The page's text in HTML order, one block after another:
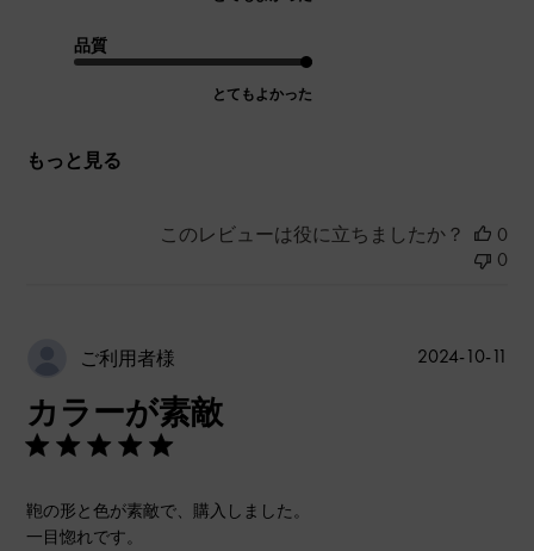
品質
とてもよかった
もっと見る
このレビューは役に立ちましたか？
0
0
ご利用者様
カラーが素敵
鞄の形と色が素敵で、購入しました。
一目惚れです。
2024-10-11